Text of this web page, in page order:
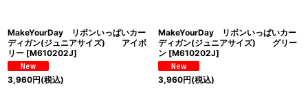
MakeYourDay リボンいっぱいカー
ディガン(ジュニアサイズ) アイボ
リー [M610202J]
3,960円(税込)
MakeYourDay リボンいっぱいカー
ディガン(ジュニアサイズ) グリー
ン [M610202J]
3,960円(税込)